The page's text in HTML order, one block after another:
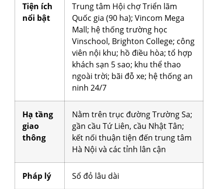
Tiện ích
nổi bật
Trung tâm Hội chợ Triển lãm
Quốc gia (90 ha); Vincom Mega
Mall; hệ thống trường học
Vinschool, Brighton College; công
viên nội khu; hồ điều hòa; tổ hợp
khách sạn 5 sao; khu thể thao
ngoài trời; bãi đỗ xe; hệ thống an
ninh 24/7
Hạ tầng
giao
thông
Nằm trên trục đường Trường Sa;
gần cầu Tứ Liên, cầu Nhật Tân;
kết nối thuận tiện đến trung tâm
Hà Nội và các tỉnh lân cận
Pháp lý Sổ đỏ lâu dài